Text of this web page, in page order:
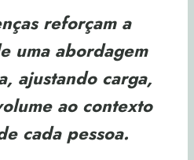
reforçam a
uma abordagem
ajustando carga,
ao contexto
cada pessoa.